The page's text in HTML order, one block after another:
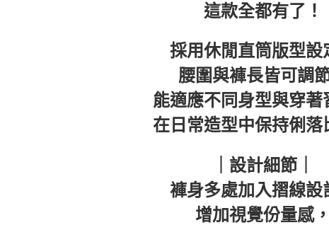
順豐快遞宅配
每筆NT$150
付款後門市自
免運費
這款全都有了！
採用休閒直筒版型設
腰圍與褲長皆可調
能適應不同身型與穿著
在日常造型中保持俐落
｜設計細節｜
褲身多處加入摺線設
增加視覺份量感，